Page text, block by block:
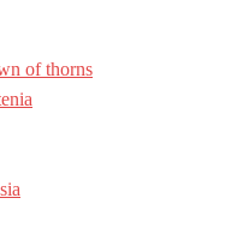
of thorns